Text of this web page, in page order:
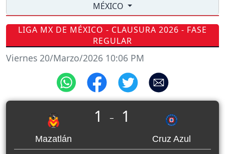
MÉXICO
LIGA MX DE MÉXICO - CLAUSURA 2026 - FASE
REGULAR
Viernes 20/Marzo/2026 10:06 PM
Mazatlán
1 _ 1
Cruz Azul